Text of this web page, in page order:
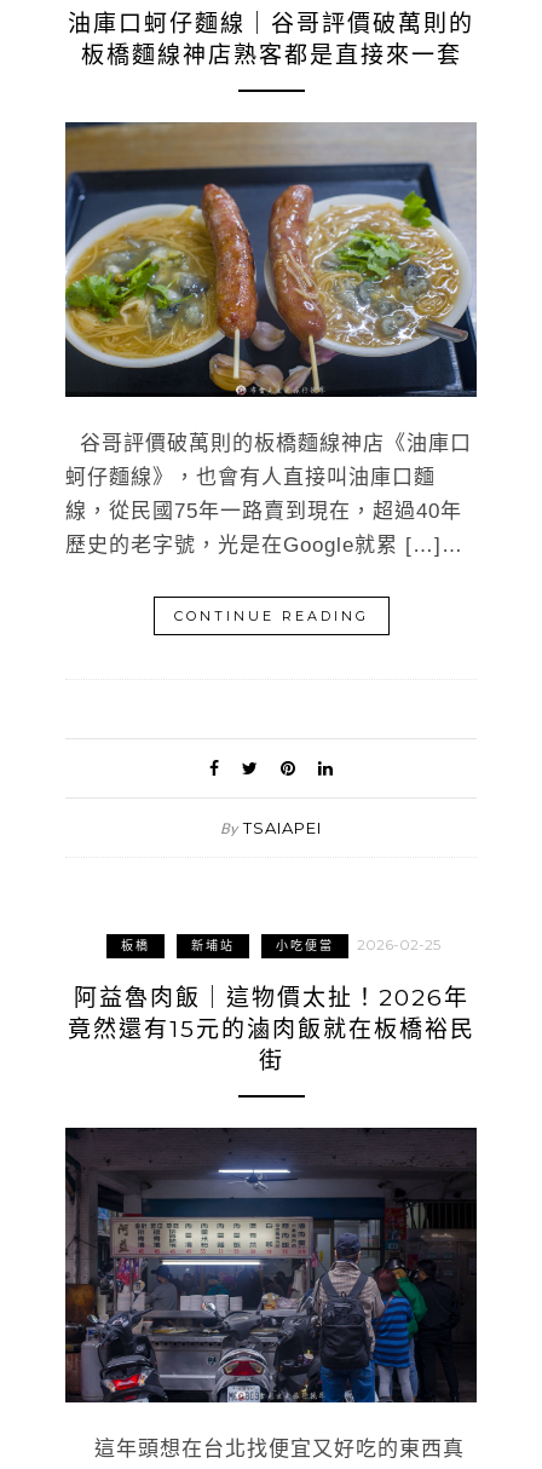
油庫口蚵仔麵線｜谷哥評價破萬則的
板橋麵線神店熟客都是直接來一套
谷哥評價破萬則的板橋麵線神店《油庫口
蚵仔麵線》，也會有人直接叫油庫口麵
線，從民國75年一路賣到現在，超過40年
歷史的老字號，光是在Google就累 […]…
CONTINUE READING
By TSAIAPEI
板橋 新埔站 小吃便當 2026-02-25
阿益魯肉飯｜這物價太扯！2026年
竟然還有15元的滷肉飯就在板橋裕民
街
這年頭想在台北找便宜又好吃的東西真